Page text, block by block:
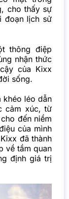
cho thấy sự
đoạn lịch sử
thông điệp
nhận thức
của Kixx
sống.
khéo léo dẫn
cảm xúc, từ
đến niềm
của mình
đã thành
về tầm quan
định giá trị